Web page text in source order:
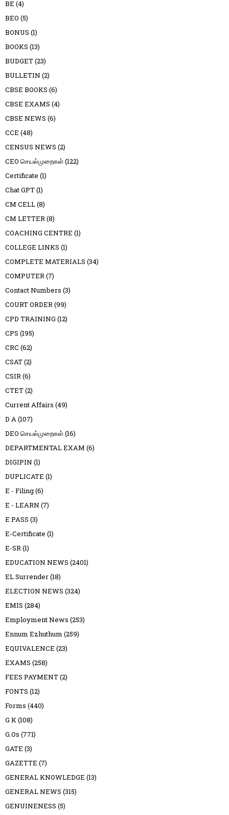
BE (4)
BEO (5)
BONUS (1)
BOOKS (13)
BUDGET(23)
BULLETIN (2)
CBSE BOOKS (6)
CBSE EXAMS (4)
CBSE NEWS (6)
CCE (48)
CENSUS NEWS (2)
CEO செயல்முறைகள்(122)
Certificate (1)
Chat GPT(1)
CM CELL(8)
CM LETTER(8)
COACHING CENTRE (1)
COLLEGE LINKS (1)
COMPLETE MATERIALS (34)
COMPUTER(7)
Contact Numbers (3)
COURT ORDER(99)
CPD TRAINING (12)
CPS (195)
CRC (62)
CSAT(2)
CSIR(6)
CTET(2)
Current Affairs (49)
D A(107)
DEO செயல்முறைகள்(16)
DEPARTMENTAL EXAM (6)
DIGIPIN (1)
DUPLICATE (1)
E - Filing(6)
E - LEARN (7)
E PASS (3)
E-Certificate (1)
E-SR(1)
EDUCATION NEWS (2401)
EL Surrender(18)
ELECTION NEWS (324)
EMIS (284)
Employment News (253)
Ennum Ezhuthum (259)
EQUIVALENCE (23)
EXAMS (258)
FEES PAYMENT(2)
FONTS (12)
Forms (440)
G K(108)
G.Os (771)
GATE (3)
GAZETTE (7)
GENERAL KNOWLEDGE (13)
GENERAL NEWS (315)
GENUINENESS (5)